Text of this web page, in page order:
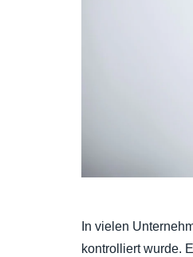
In vielen
kontrolliert wurde.